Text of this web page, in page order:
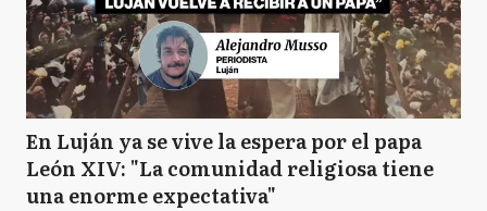
En Luján ya se vive la espera por el papa
León XIV: "La comunidad religiosa tiene
una enorme expectativa"